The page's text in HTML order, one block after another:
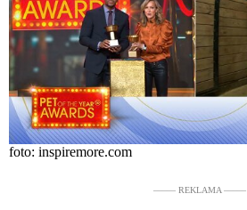
foto: inspiremore.com
––––– REKLAMA –––––